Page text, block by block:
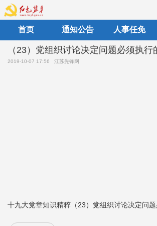
首页 通知公告 人事任免
（23）党组织讨论决定问题必须执行
2019-10-07 17:56 江苏先锋网
十九大党章知识精粹（23）党组织讨论决定问